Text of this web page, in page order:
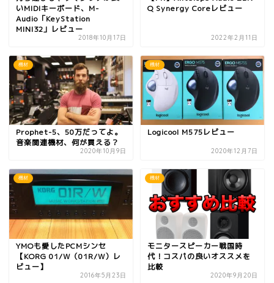
いMIDIキーボード、M-
Audio「KeyStation
MINI32」レビュー
2018年10月17日
Q Synergy Coreレビュー
2022年2月11日
機材
Prophet-5、50万だってよ。
音楽関連機材、何が買える？
2020年10月9日
機材
Logicool M575レビュー
2020年12月7日
機材
YMOも愛したPCMシンセ
【KORG 01/W（01R/W）レ
ビュー】
2016年5月23日
機材
モニタースピーカー戦国時
代！コスパの良いオススメを
比較
2020年9月20日